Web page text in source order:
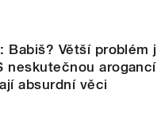
Babiš? Větší problém
neskutečnou
absurdní věci